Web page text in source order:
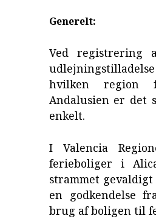
Generelt:
Ved registrering
hvilken region
Andalusien er
enkelt.
I Valencia
ferieboliger i
strammet
en godkendelse
brug af boligen til